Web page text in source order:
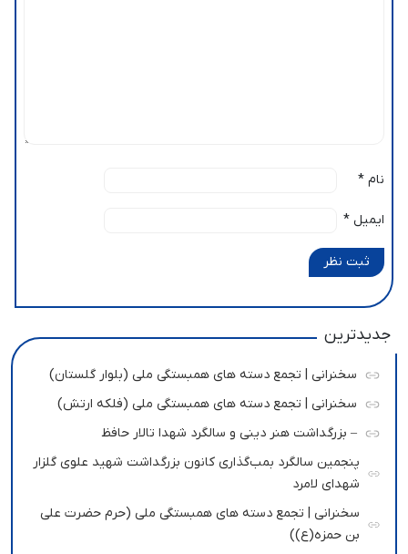
نام *
ایمیل *
ثبت نظر
جدیدترین
سخنرانی | تجمع دسته های همبستگی ملی (بلوار گلستان)
سخنرانی | تجمع دسته های همبستگی ملی (فلکه ارتش)
– بزرگداشت هنر دینی و سالگرد شهدا تالار حافظ
پنجمین سالگرد بمب‌گذاری کانون بزرگداشت شهید علوی گلزار
شهدای لامرد
سخنرانی | تجمع دسته های همبستگی ملی (حرم حضرت علی
بن حمزه(ع))